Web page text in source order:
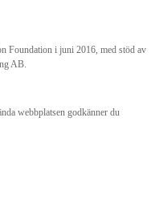
Foundation i juni 2016, med stöd av
AB.
webbplatsen godkänner du